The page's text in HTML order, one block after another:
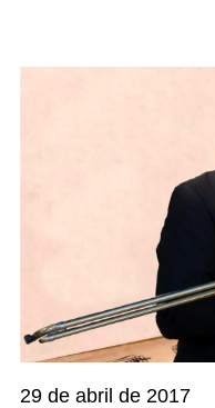
29 de abril de 2017